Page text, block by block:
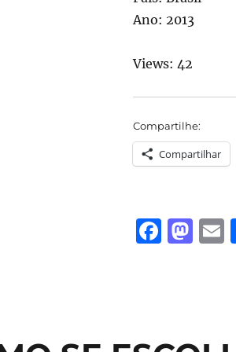
Ano: 2013
Views: 42
Compartilhe:
Compartilhar
F M